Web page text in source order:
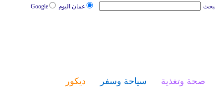
عمان اليوم Google
صحة وتغذية سياحة وسفر
ديكور